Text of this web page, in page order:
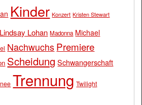
Kinder Konzert Kristen Stewart
Lindsay Lohan Madonna Michael
Nachwuchs Premiere
Scheidung Schwangerschaft
Trennung Twilight